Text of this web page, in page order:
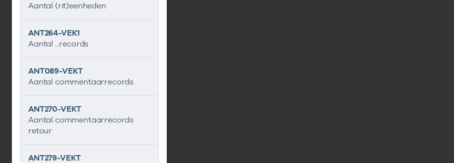
Aantal (rit)eenheden
ANT264-VEK1
Aantal ...records
ANT089-VEKT
Aantal commentaarrecords
ANT270-VEKT
Aantal commentaarrecords
retour
ANT279-VEKT